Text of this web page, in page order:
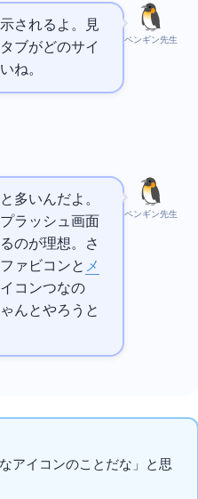
ペンギン先生
されるよ。見
ブがどのサイ
ね。
ペンギン先生
多いんだよ。
ラッシュ画面
のが理想。さ
ファビコンと メ
コン1つなの
んとやろうと
アイコンのことだな」と思